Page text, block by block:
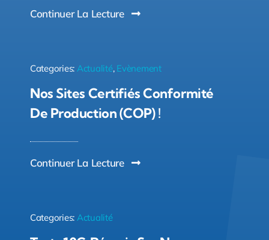
Continuer La Lecture
Categories: Actualité, Evènement
Nos Sites Certifiés Conformité
De Production (COP) !
Continuer La Lecture
Categories: Actualité